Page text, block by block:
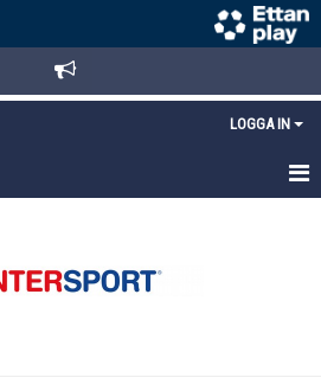
LOGGA IN